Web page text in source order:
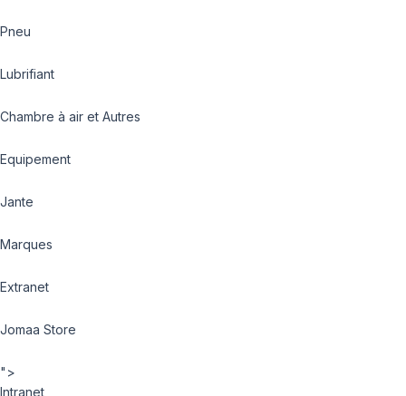
Pneu
Lubrifiant
Chambre à air et Autres
Equipement
Jante
Marques
Extranet
Jomaa Store
">
Intranet